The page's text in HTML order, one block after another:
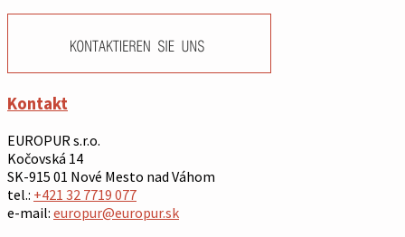
Kontakt
EUROPUR s.r.o.
Kočovská 14
SK-915 01 Nové Mesto nad Váhom
tel.: +421 32 7719 077
e-mail: europur@europur.sk